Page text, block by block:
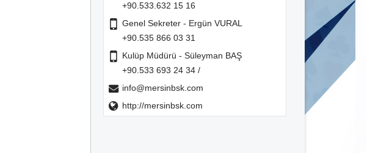
+90.533.632 15 16
Genel Sekreter - Ergün VURAL
+90.535 866 03 31
Kulüp Müdürü - Süleyman BAŞ
+90.533 693 24 34 /
info@mersinbsk.com
http://mersinbsk.com